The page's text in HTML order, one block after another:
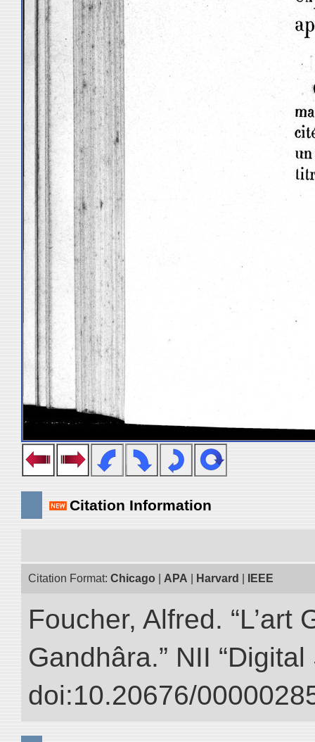
Citation Information
Citation Format: Chicago APA Harvard IEEE
Foucher, Alfred.
Gandhâra.” NII
doi:10.20676/